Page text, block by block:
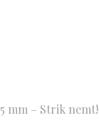
mm – Strik nemt!